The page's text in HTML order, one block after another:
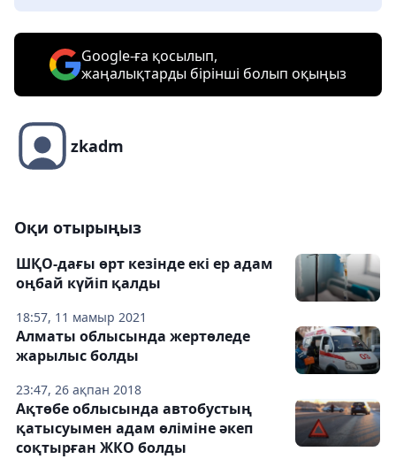
Google-ға қосылып,
жаңалықтарды бірінші болып оқыңыз
zkadm
Оқи отырыңыз
18:57, 11 мамыр 2021
ШҚО-дағы өрт кезінде екі ер адам
оңбай күйіп қалды
23:47, 26 ақпан 2018
Алматы облысында жертөледе
жарылыс болды
Ақтөбе облысында автобустың
қатысуымен адам өліміне әкеп
соқтырған ЖКО болды